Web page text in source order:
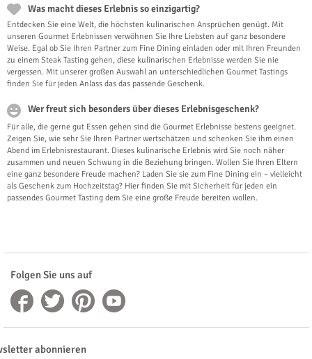
Was macht dieses Erlebnis so einzigartig?
Entdecken Sie eine Welt, die höchsten kulinarischen Ansprüchen genügt. Mit
unseren Gourmet Erlebnissen verwöhnen Sie Ihre Liebsten auf ganz besondere
Weise. Egal ob Sie Ihren Partner zum Fine Dining einladen oder mit Ihren Freunden
zu einem Steak Tasting gehen, diese kulinarischen Erlebnisse werden Sie nie
vergessen. Mit unserer großen Auswahl an unterschiedlichen Gourmet Tastings
finden Sie für jeden Anlass das das passende Geschenk.
Wer freut sich besonders über dieses Erlebnisgeschenk?
Für alle, die gerne gut Essen gehen sind die Gourmet Erlebnisse bestens geeignet.
Zeigen Sie, wie sehr Sie Ihren Partner wertschätzen und schenken Sie ihm einen
Abend im Erlebnisrestaurant. Dieses kulinarische Erlebnis wird Sie noch näher
zusammen und neuen Schwung in die Beziehung bringen. Wollen Sie Ihren Eltern
eine ganz besondere Freude machen? Laden Sie sie zum Fine Dining ein – vielleicht
als Geschenk zum Hochzeitstag? Hier finden Sie mit Sicherheit für jeden ein
passendes Gourmet Tasting dem Sie eine große Freude bereiten wollen.
Folgen Sie uns auf
abonnieren